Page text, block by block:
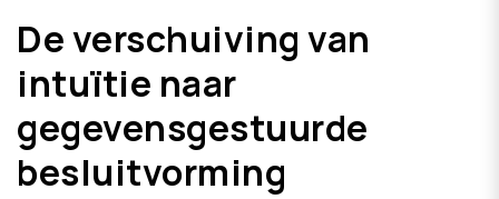
De verschuiving van
intuïtie naar
gegevensgestuurde
besluitvorming